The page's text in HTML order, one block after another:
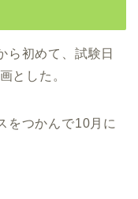
ら初めて、試験日
とした。
をつかんで10月に